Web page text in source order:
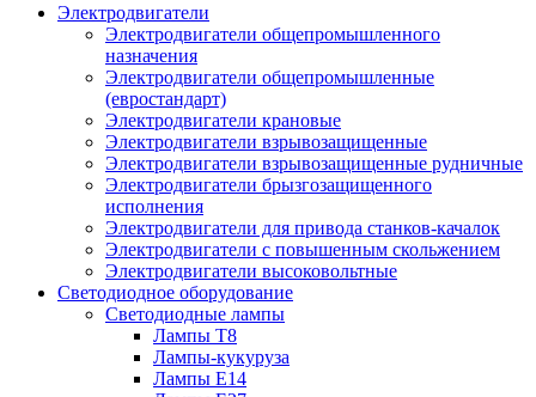
Электродвигатели
Электродвигатели общепромышленного
назначения
Электродвигатели общепромышленные
(евростандарт)
Электродвигатели крановые
Электродвигатели взрывозащищенные
Электродвигатели взрывозащищенные рудничные
Электродвигатели брызгозащищенного
исполнения
Электродвигатели для привода станков-качалок
Электродвигатели с повышенным скольжением
Электродвигатели высоковольтные
Светодиодное оборудование
Светодиодные лампы
Лампы Т8
Лампы-кукуруза
Лампы E14